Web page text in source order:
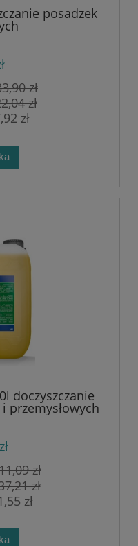
posadzek
zł
zł
zł
doczyszczanie
przemysłowych
zł
zł
zł